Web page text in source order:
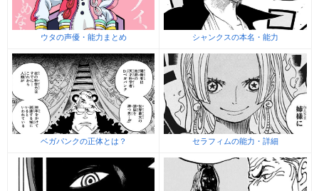
ウタの声優・能力まとめ シャンクスの本名・能力
ベガパンクの正体とは？ セラフィムの能力・詳細